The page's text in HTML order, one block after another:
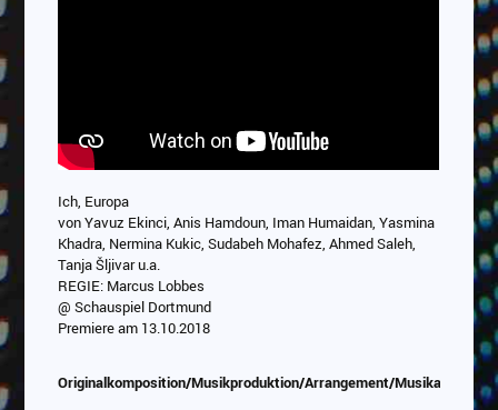
Ich, Europa
von Yavuz Ekinci, Anis Hamdoun, Iman Humaidan, Yasmina
Khadra, Nermina Kukic, Sudabeh Mohafez, Ahmed Saleh,
Tanja Šljivar u.a.
REGIE: Marcus Lobbes
@ Schauspiel Dortmund
Premiere am 13.10.2018
Originalkomposition/Musikproduktion/Arrangement/Musikauswahl/